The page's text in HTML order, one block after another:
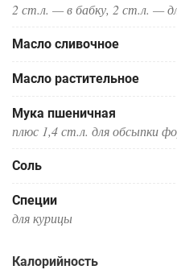
2 ст.л. — в бабку, 2 ст.л. —
Масло сливочное
Масло растительное
Мука пшеничная
плюс 1,4 ст.л. для обсыпки
Соль
Специи
для курицы
Калорийность